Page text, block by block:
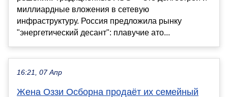
миллиардные вложения в сетевую
инфраструктуру. Россия предложила рынку
"энергетический десант": плавучие ато...
16:21, 07 Апр
Жена Оззи Осборна продаёт их семейный